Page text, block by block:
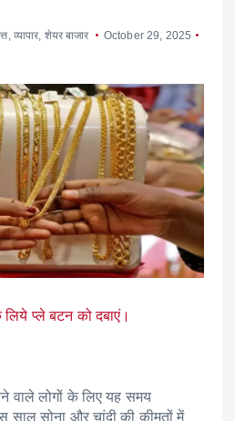
व्यापार, शेयर बाजार
October 29, 2025
प्ले बटन को दबाएं।
वाले लोगों के लिए यह समय
सोना और चांदी की कीमतों में